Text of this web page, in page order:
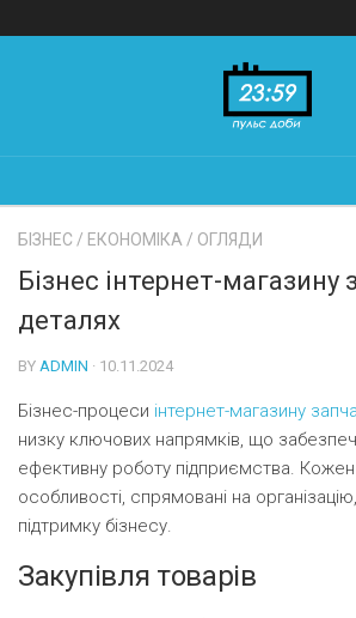
to
БІЗНЕС / ЕКОНОМІКА / ОГЛЯДИ
Бізнес інтернет-магазину
деталях
BY ADMIN · 10.11.2024
Бізнес-процеси інтернет-магазину
низку ключових напрямків, що
ефективну роботу підприємства.
особливості, спрямовані на
підтримку бізнесу.
Закупівля товарів